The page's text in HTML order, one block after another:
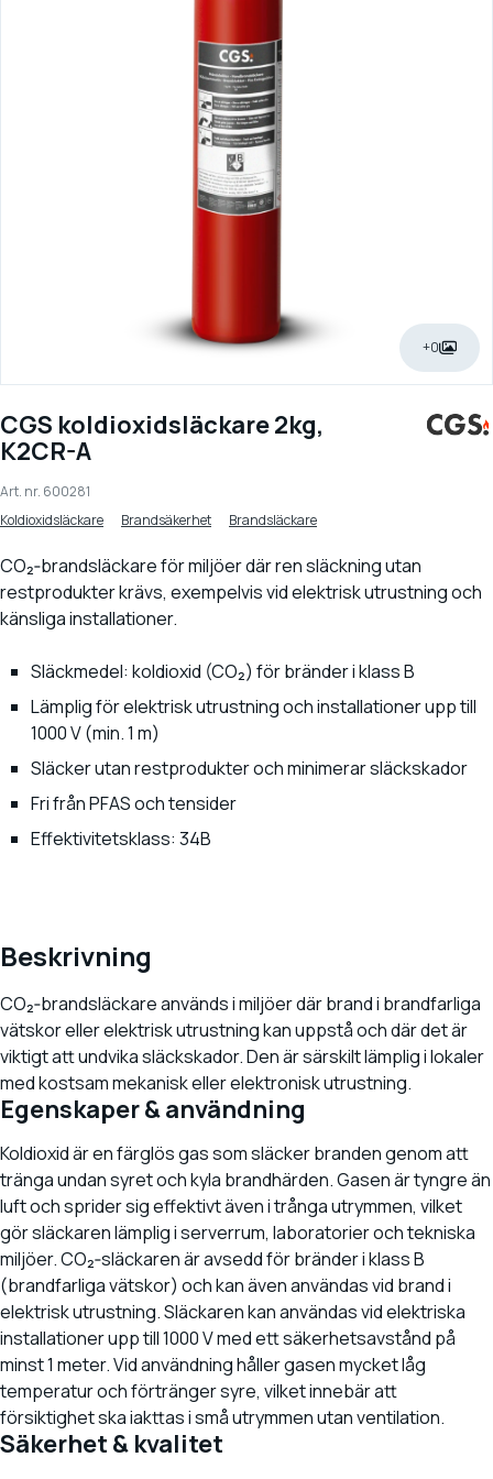
+0
CGS koldioxidsläckare 2kg,
K2CR-A
Art. nr. 600281
Koldioxidsläckare
Brandsäkerhet Brandsläckare
CO₂‑brandsläckare för miljöer där ren släckning utan
restprodukter krävs, exempelvis vid elektrisk utrustning och
känsliga installationer.
Släckmedel: koldioxid (CO₂) för bränder i klass B
Lämplig för elektrisk utrustning och installationer upp till
1000 V (min. 1 m)
Släcker utan restprodukter och minimerar släckskador
Fri från PFAS och tensider
Effektivitetsklass: 34B
Beskrivning
CO₂‑brandsläckare används i miljöer där brand i brandfarliga
vätskor eller elektrisk utrustning kan uppstå och där det är
viktigt att undvika släckskador. Den är särskilt lämplig i lokaler
med kostsam mekanisk eller elektronisk utrustning.
Egenskaper & användning
Koldioxid är en färglös gas som släcker branden genom att
tränga undan syret och kyla brandhärden. Gasen är tyngre än
luft och sprider sig effektivt även i trånga utrymmen, vilket
gör släckaren lämplig i serverrum, laboratorier och tekniska
miljöer. CO₂‑släckaren är avsedd för bränder i klass B
(brandfarliga vätskor) och kan även användas vid brand i
elektrisk utrustning. Släckaren kan användas vid elektriska
installationer upp till 1000 V med ett säkerhetsavstånd på
minst 1 meter. Vid användning håller gasen mycket låg
temperatur och förtränger syre, vilket innebär att
försiktighet ska iakttas i små utrymmen utan ventilation.
Säkerhet & kvalitet